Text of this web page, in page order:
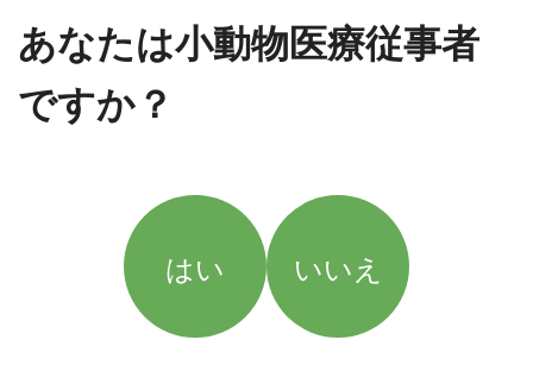
あなたは小動物医療従事者
ですか？
はい いいえ